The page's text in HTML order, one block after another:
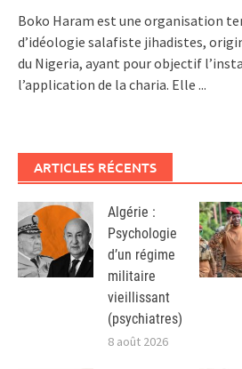
Boko Haram est une organisation
d’idéologie salafiste jihadistes,
du Nigeria, ayant pour objectif
l’application de la charia. Elle ...
ARTICLES RÉCENTS
Algérie :
Psychologie
d’un régime
militaire
vieillissant
(psychiatres)
8 août 2026